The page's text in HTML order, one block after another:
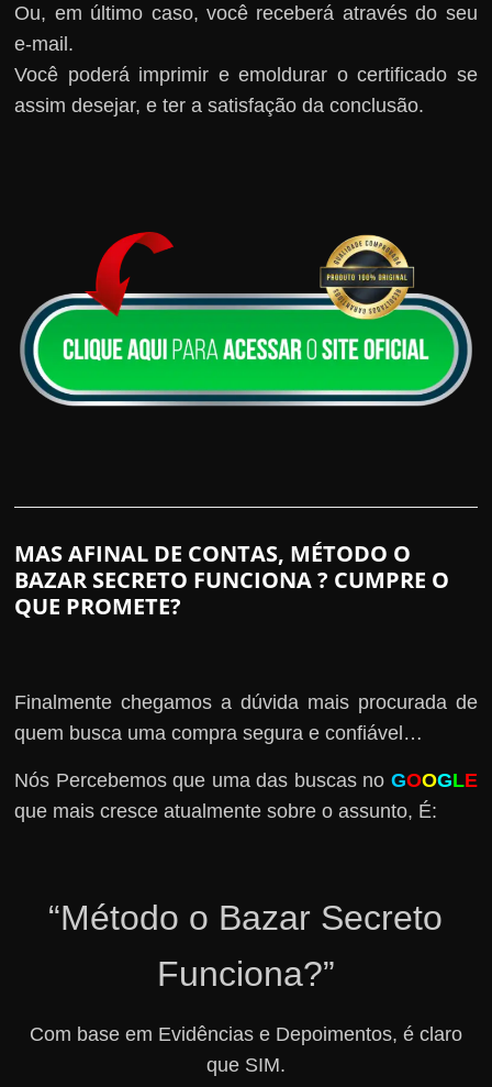
Ou, em último caso, você receberá através do seu
e-mail.
Você poderá imprimir e emoldurar o certificado se
assim desejar, e ter a satisfação da conclusão.
MAS AFINAL DE CONTAS, MÉTODO O
BAZAR SECRETO FUNCIONA ? CUMPRE O
QUE PROMETE?
Finalmente chegamos a dúvida mais procurada de
quem busca uma compra segura e confiável…
Nós Percebemos que uma das buscas no GOOGLE
que mais cresce atualmente sobre o assunto, É:
“Método o Bazar Secreto
Funciona?”
Com base em Evidências e Depoimentos, é claro
que SIM.